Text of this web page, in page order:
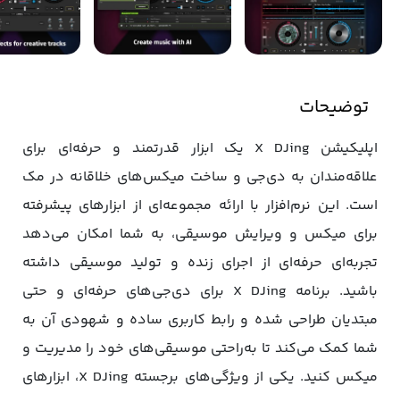
توضیحات
اپلیکیشن X DJing یک ابزار قدرتمند و حرفه‌ای برای
علاقه‌مندان به دی‌جی و ساخت میکس‌های خلاقانه در مک
است. این نرم‌افزار با ارائه مجموعه‌ای از ابزارهای پیشرفته
برای میکس و ویرایش موسیقی، به شما امکان می‌دهد
تجربه‌ای حرفه‌ای از اجرای زنده و تولید موسیقی داشته
باشید. برنامه X DJing برای دی‌جی‌های حرفه‌ای و حتی
مبتدیان طراحی شده و رابط کاربری ساده و شهودی آن به
شما کمک می‌کند تا به‌راحتی موسیقی‌های خود را مدیریت و
میکس کنید. یکی از ویژگی‌های برجسته X DJing، ابزارهای